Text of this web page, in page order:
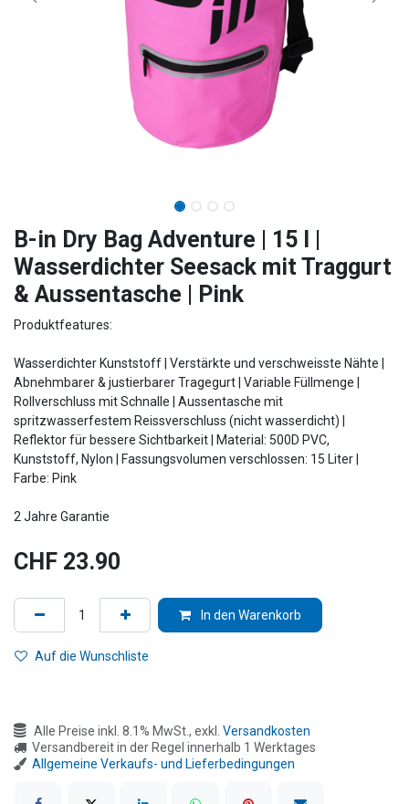
B-in Dry Bag Adventure | 15 l |
Wasserdichter Seesack mit Traggurt
& Aussentasche | Pink
Produktfeatures:
Wasserdichter Kunststoff | Verstärkte und verschweisste Nähte |
Abnehmbarer & justierbarer Tragegurt | Variable Füllmenge |
Rollverschluss mit Schnalle | Aussentasche mit
spritzwasserfestem Reissverschluss (nicht wasserdicht) |
Reflektor für bessere Sichtbarkeit | Material: 500D PVC,
Kunststoff, Nylon | Fassungsvolumen verschlossen: 15 Liter |
Farbe: Pink
2 Jahre Garantie
CHF 23.90
In den Warenkorb
Auf die Wunschliste
Alle Preise inkl. 8.1% MwSt., exkl. Versandkosten
Versandbereit in der Regel innerhalb 1 Werktages
Allgemeine Verkaufs- und Lieferbedingungen